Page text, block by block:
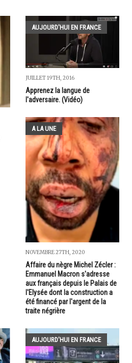
AUJOURD'HUI EN FRANCE
JUILLET 19TH, 2016
Apprenez la langue de
l'adversaire. (Vidéo)
A LA UNE
NOVEMBRE 27TH, 2020
Affaire du nègre Michel Zécler :
Emmanuel Macron s'adresse
aux français depuis le Palais de
l'Elysée dont la construction a
été financé par l'argent de la
traite négrière
AUJOURD'HUI EN FRANCE